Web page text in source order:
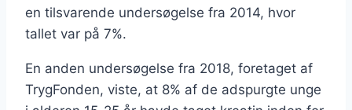
en tilsvarende undersøgelse fra 2014, hvor
tallet var på 7%.
En anden undersøgelse fra 2018, foretaget af
TrygFonden, viste, at 8% af de adspurgte unge